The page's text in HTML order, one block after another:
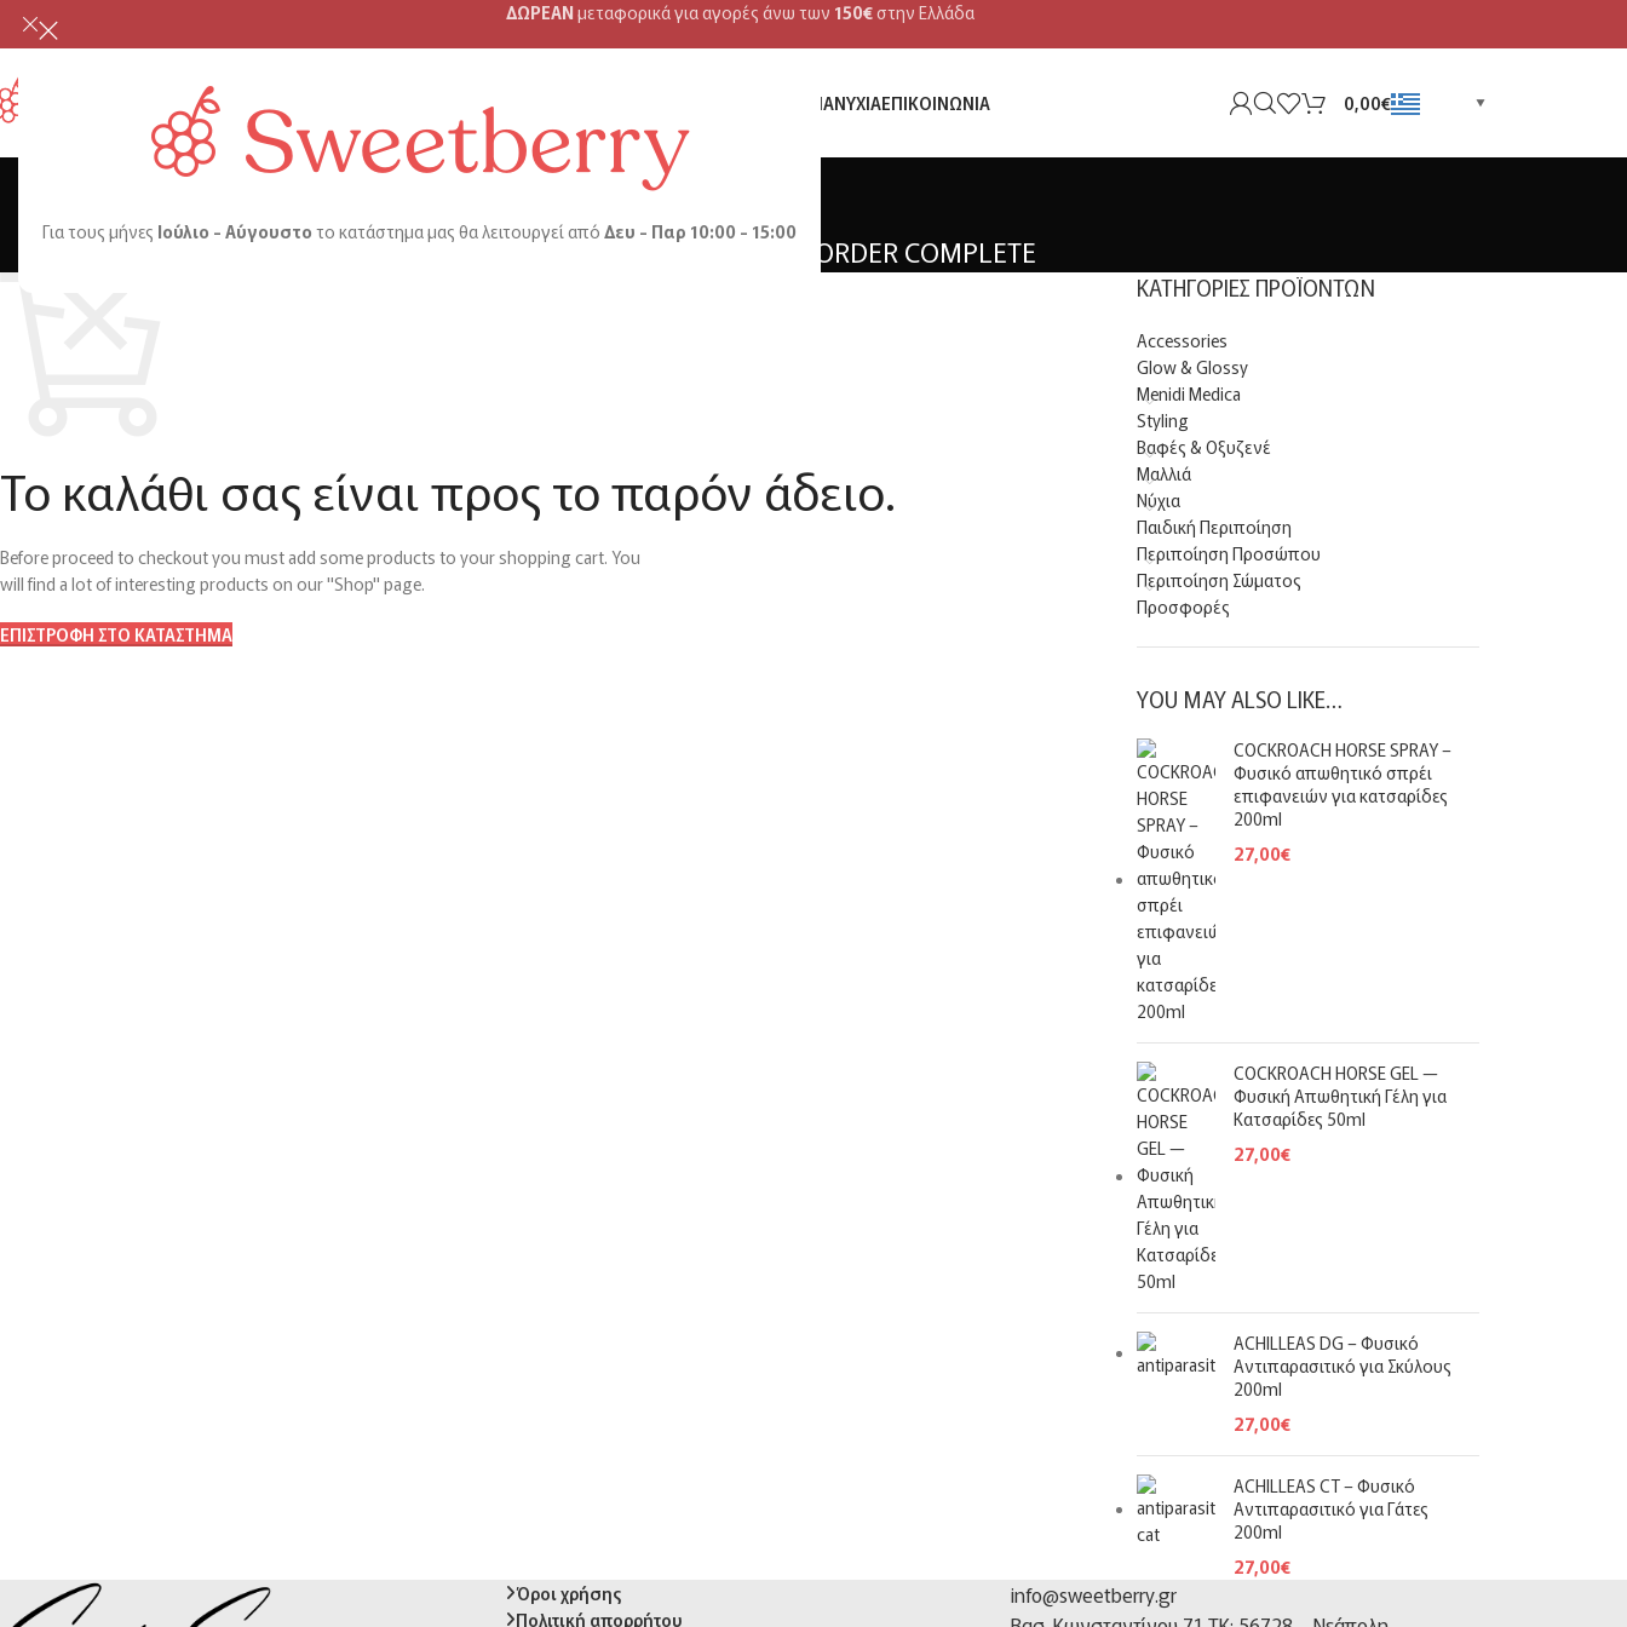
Για τους μήνες Ιούλιο - Αύγουστο το κατάστημα μας θα λειτουργεί από Δευ - Παρ 10:00 - 15:00
ΔΩΡΕΑΝ μεταφορικά για αγορές άνω των 150€στην Ελλάδα
ΣΏΜΑΝΎΧΙΑΕΠΙΚΟΙΝΩΝΊΑ 0,00€ ▼
SHOPPING CART CHECKOUT ORDER COMPLETE
Το καλάθι σας είναι προς το παρόν άδειο.
Before proceed to checkout you must add some products to your shopping cart. You
will find a lot of interesting products on our "Shop" page.
ΕΠΙΣΤΡΟΦΉ ΣΤΟ ΚΑΤΆΣΤΗΜΑ
ΚΑΤΗΓΟΡΊΕΣ ΠΡΟΪΌΝΤΩΝ
Accessories
Glow & Glossy
Menidi Medica
Styling
Βαφές & Οξυζενέ
Μαλλιά
Νύχια
Παιδική Περιποίηση
Περιποίηση Προσώπου
Περιποίηση Σώματος
Προσφορές
YOU MAY ALSO LIKE…
COCKROACH HORSE SPRAY –
Φυσικό απωθητικό σπρέι
επιφανειών για κατσαρίδες
200ml
27,00€
COCKROACH HORSE GEL —
Φυσική Απωθητική Γέλη για
Κατσαρίδες 50ml
27,00€
ACHILLEAS DG – Φυσικό
Αντιπαρασιτικό για Σκύλους
200ml
27,00€
ACHILLEAS CT – Φυσικό
Αντιπαρασιτικό για Γάτες
200ml
27,00€
Όροι χρήσης
Πολιτική απορρήτου
info@sweetberry.gr